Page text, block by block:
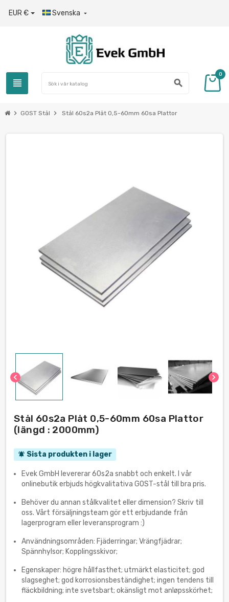
EUR € Svenska 
view_headline search
0
chevron_right GOST Stål chevron_right Stål 60s2a Plåt 0,5-60mm 60sa Plattor
chevron_left chevron_right
Stål 60s2a Plåt 0,5-60mm 60sa Plattor
(längd : 2000mm)
notifications_active Sista produkten i lager
Evek GmbH levererar 60s2a snabbt och enkelt. I vår
onlinebutik erbjuds högkvalitativa GOST-stål till bra pris.
Behöver du annan stålkvalitet eller dimension? Skriv till
oss. Vårt försäljningsteam gör ett erbjudande från
lagerprogram eller leveransprogram :)
Användningsområden: Fjäderringar; Vrängfjädrar;
Spännhylsor; Kopplingsskivor;
Egenskaper: högre hållfasthet; utmärkt elasticitet; god
slagseghet; god korrosionsbeständighet; ingen tendens till
fläckbildning; inte svetsbart; okänsligt mot anløpsskörhet;